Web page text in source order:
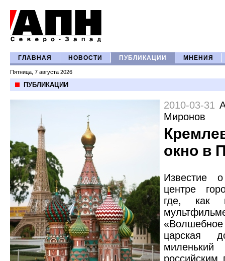
ГЛАВНАЯ НОВОСТИ ПУБЛИКАЦИИ МНЕНИЯ
Пятница, 7 августа 2026
ПУБЛИКАЦИИ
2010-03-31
Миронов
окно в
Известие
центре
где, как
царская
российским